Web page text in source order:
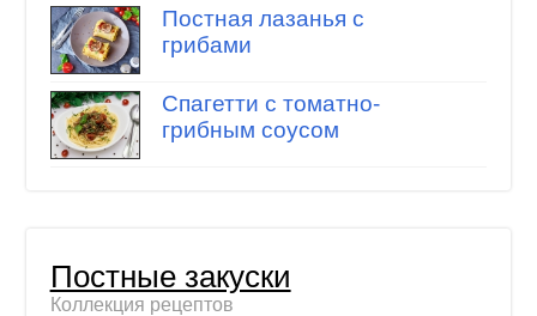
Постная лазанья с
грибами
Спагетти с томатно-
грибным соусом
Постные закуски
Коллекция рецептов